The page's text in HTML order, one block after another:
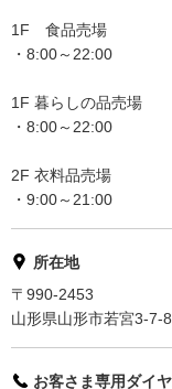
1F 食品売場
・8:00～22:00
1F 暮らしの品売場
・8:00～22:00
2F 衣料品売場
・9:00～21:00
所在地
〒990-2453
山形県山形市若宮3-7-8
お客さま専用ダイ